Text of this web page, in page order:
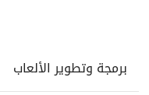
برمجة وتطوير الألعاب